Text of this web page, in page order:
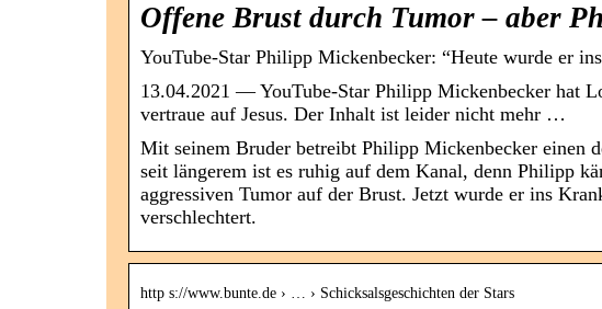
Offene Brust durch Tumor – aber
YouTube-Star Philipp Mickenbecker: “Heute wurde er
13.04.2021 — YouTube-Star Philipp Mickenbecker hat
vertraue auf Jesus. Der Inhalt ist leider nicht mehr …
Mit seinem Bruder betreibt Philipp Mickenbecker einen
seit längerem ist es ruhig auf dem Kanal, denn Philipp
aggressiven Tumor auf der Brust. Jetzt wurde er ins
verschlechtert.
http s://www.bunte.de › … › Schicksalsgeschichten der Stars